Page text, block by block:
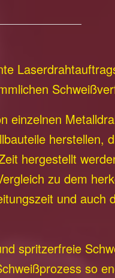
einzelnen
herstellen,
hergestellt
zu dem
und auch
spritzerfreie
so